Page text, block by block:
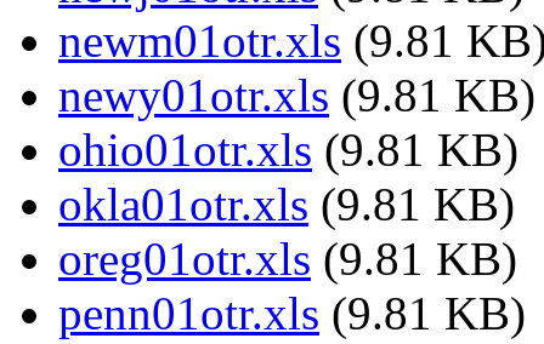
newm01otr.xls (9.81
newy01otr.xls (9.81 KB)
ohio01otr.xls (9.81 KB)
okla01otr.xls (9.81 KB)
oreg01otr.xls (9.81 KB)
penn01otr.xls (9.81 KB)